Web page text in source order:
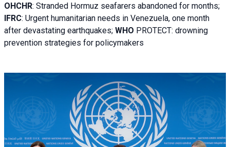
OHCHR: Stranded Hormuz seafarers abandoned for months;
IFRC: Urgent humanitarian needs in Venezuela, one month
after devastating earthquakes; WHO PROTECT: drowning
prevention strategies for policymakers